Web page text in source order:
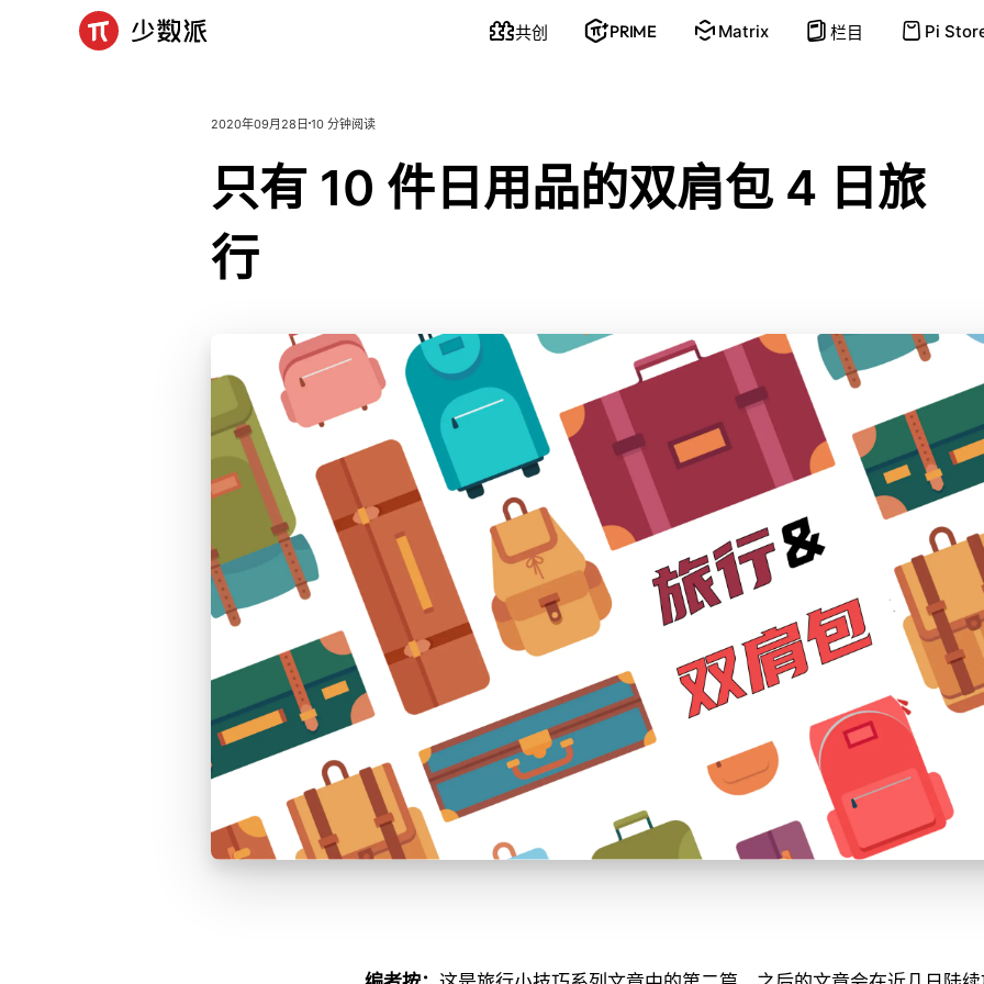
共创 PRIME Matrix 栏目 Pi
2020年09月28日 10 分钟阅读
只有 10 件 日 用品的双肩包 4 日 旅
行